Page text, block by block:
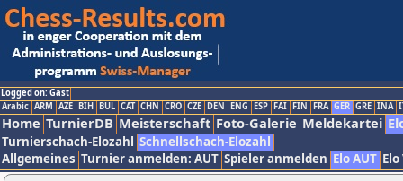
Logged on: Gast
Arabic ARM AZE BIH BUL CAT CHN CRO CZE DEN ENG ESP FAI FIN FRA GER GRE INA
Home TurnierDB Meisterschaft Foto-Galerie Meldekartei
Turnierschach-Elozahl Schnellschach-Elozahl
Allgemeines Turnier anmelden: AUT Spieler anmelden Elo AUT